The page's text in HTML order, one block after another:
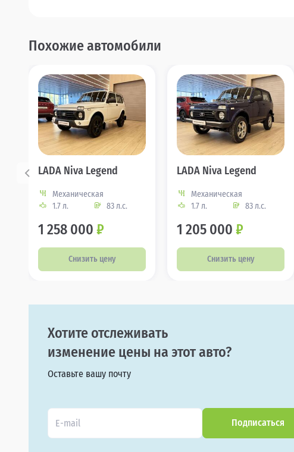
Похожие автомобили
LADA Niva Legend
Механическая
1.7 л.
83 л.с.
1 258 000 ₽
Снизить цену
LADA Niva Legend
Механическая
1.7 л.
83 л.с.
1 205 000 ₽
Снизить цену
Хотите отслеживать
изменение цены на этот авто?
Оставьте вашу почту
Подписаться